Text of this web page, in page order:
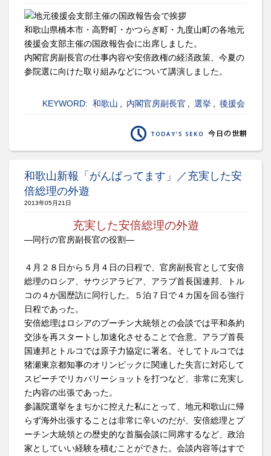
和歌山県橋本市・高野町・かつらぎ町・九度山町の各地元
後援会支部主催の国政報告会に出席しました。
内閣官房副長官の仕事内容や安倍政権の経済政策、今夏の
参院選に向けた取り組みなどについて講演しました。
KEYWORD: 和歌山 内閣官房副長官 選挙 後援会
和歌山新報「がんばってます」／充実した安
倍総理の外遊
2013年05月21日
充実した安倍総理の外遊
―同行の官房副長官の役割―
４月２８日から５月４日の日程で、官房副長官として安倍
総理のロシア、サウジアラビア、アラブ首長国連邦、トル
コの４か国歴訪に同行した。５泊７日で４カ国を回る強行
日程であった。
安倍総理はロシアのプーチン大統領との会談では平和条約
交渉を再スタートし加速化させることで合意。アラブ首長
国連邦とトルコでは原子力協定に署名。そしてトルコでは
猪瀬東京都知事のオリンピックに関連した失言に対応して
スピーチでリカバリーショットを打つなど、非常に充実し
た内容の出張であった。
参議院選挙をまぢかに控えた私にとって、地元和歌山に帰
らず海外出張することは非常に辛いのだが、安倍総理とプ
ーチン大統領との歴史的な首脳会談に同席するなど、政治
家としていい経験を積むことができた。会談内容等はすで